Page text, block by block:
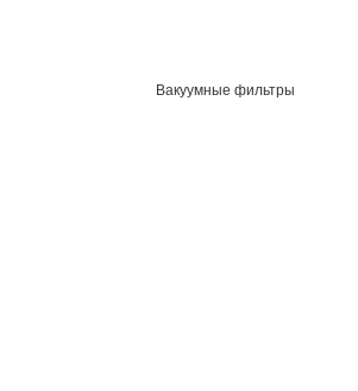
Вакуумные фильтры